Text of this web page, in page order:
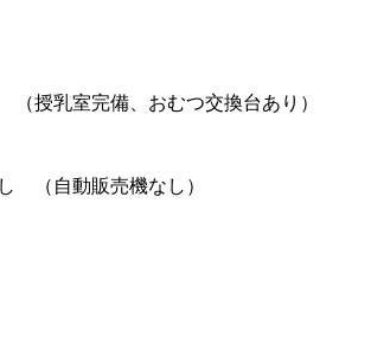
授乳室完備、おむつ交換台あり）
（自動販売機なし）